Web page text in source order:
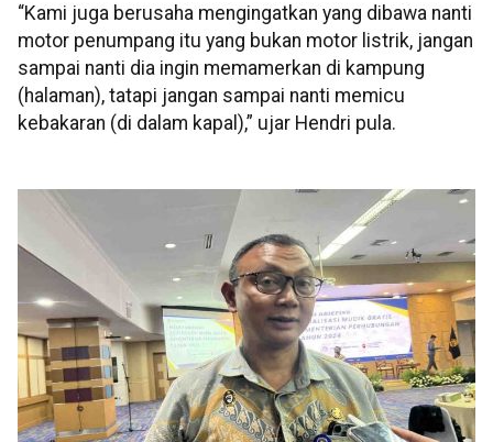
“Kami juga berusaha mengingatkan yang dibawa nanti
motor penumpang itu yang bukan motor listrik, jangan
sampai nanti dia ingin memamerkan di kampung
(halaman), tatapi jangan sampai nanti memicu
kebakaran (di dalam kapal),” ujar Hendri pula.